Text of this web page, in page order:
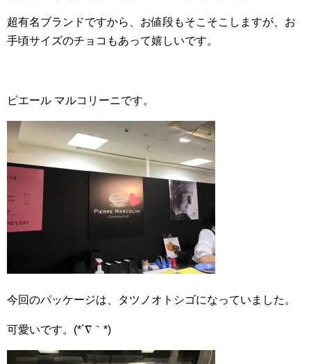
超有名ブランドですから、お値段もそこそこしますが、お
手頃サイズのチョコもあって嬉しいです。
ピエール マルコリーニです。
今回のパッケージは、タツノオトシゴになっていました。
可愛いです。(*´∇｀*)